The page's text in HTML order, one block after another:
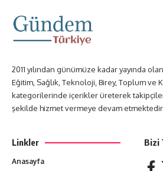
2011 yılından günümüze kadar yayında olan
Eğitim, Sağlık, Teknoloji, Birey, Toplum ve
kategorilerinde içerikler üreterek
şekilde hizmet vermeye devam etmektedir.
Linkler
Anasayfa
Bizi